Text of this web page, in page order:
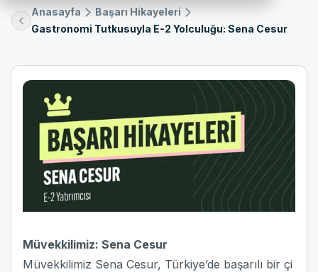
Anasayfa
Başarı Hikayeleri
Gastronomi Tutkusuyla E-2 Yolculuğu: Sena Cesur
Müvekkilimiz: Sena Cesur
Müvekkilimiz Sena Cesur, Türkiye’de başarılı bir çi